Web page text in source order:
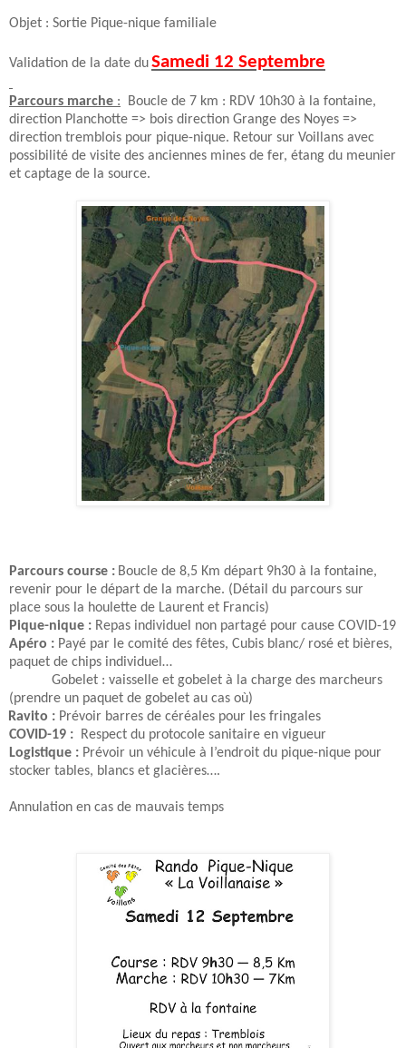
Objet : Sortie Pique-nique familiale
Validation de la date duSamedi 12 Septembre
Parcours marche : Boucle de 7 km : RDV 10h30 à la fontaine,
direction Planchotte => bois direction Grange des Noyes =>
direction tremblois pour pique-nique. Retour sur Voillans avec
possibilité de visite des anciennes mines de fer, étang du meunier
et captage de la source.
Parcours course : Boucle de 8,5 Km départ 9h30 à la fontaine,
revenir pour le départ de la marche. (Détail du parcours sur
place sous la houlette de Laurent et Francis)
Pique-nique : Repas individuel non partagé pour cause COVID-19
Apéro : Payé par le comité des fêtes, Cubis blanc/ rosé et bières,
paquet de chips individuel…
Gobelet : vaisselle et gobelet à la charge des marcheurs
(prendre un paquet de gobelet au cas où)
Ravito :Prévoir barres de céréales pour les fringales
COVID-19 : Respect du protocole sanitaire en vigueur
Logistique : Prévoir un véhicule à l’endroit du pique-nique pour
stocker tables, blancs et glacières….
Annulation en cas de mauvais temps